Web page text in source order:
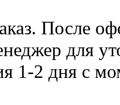
После
для
1-2 дня с